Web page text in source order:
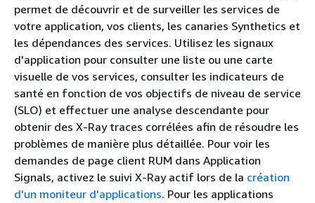
permet de découvrir et de surveiller les services de
votre application, vos clients, les canaries Synthetics et
les dépendances des services. Utilisez les signaux
d'application pour consulter une liste ou une carte
visuelle de vos services, consulter les indicateurs de
santé en fonction de vos objectifs de niveau de service
(SLO) et effectuer une analyse descendante pour
obtenir des X-Ray traces corrélées afin de résoudre les
problèmes de manière plus détaillée. Pour voir les
demandes de page client RUM dans Application
Signals, activez le suivi X-Ray actif lors de la création
d'un moniteur d'applications. Pour les applications